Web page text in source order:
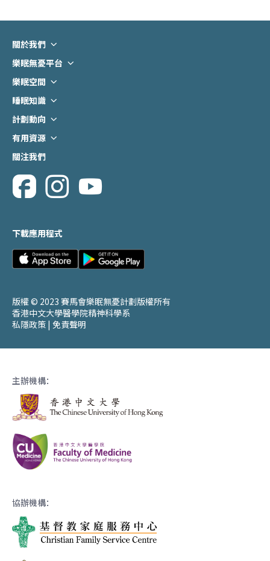
關於我們
背景及計劃目標
服務流程
聯絡我們
樂眠無憂平台
下載程式
樂眠空間
預約樂眠空間
睡眠知識
睡眠科學知識
常見睡眠障礙
睡眠小貼士
睡眠迷思
資訊短片
計劃動向
最新活動
最新資訊
有用資源
相關連接
意見反饋
關注我們
下載應用程式
版權 © 2023 賽馬會樂眠無憂計劃版權所有
香港中文大學醫學院精神科學系
私隱政策 | 免責聲明
主辦機構：
協辦機構：